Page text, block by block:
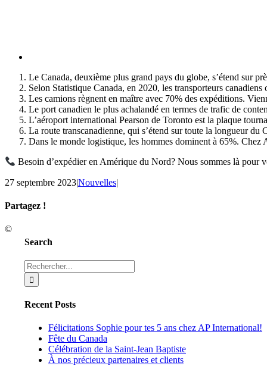
Le Canada, deuxième plus grand pays du globe, s’étend sur
Selon Statistique Canada, en 2020, les transporteurs
Les camions règnent en maître avec 70% des expéditions.
Le port canadien le plus achalandé en termes de trafic de
L’aéroport international Pearson de Toronto est la plaque
La route transcanadienne, qui s’étend sur toute la longueur
Dans le monde logistique, les hommes dominent à 65%. Chez
Besoin d’expédier en Amérique du Nord? Nous sommes là pour
27 septembre 2023|Nouvelles|
Partagez !
Facebook
X
Reddit
LinkedIn
Tumblr
Pinterest
Email
Search
Rechercher:
Recent Posts
Félicitations Sophie pour tes 5 ans chez AP International!
Fête du Canada
Célébration de la Saint-Jean Baptiste
À nos précieux partenaires et clients
©